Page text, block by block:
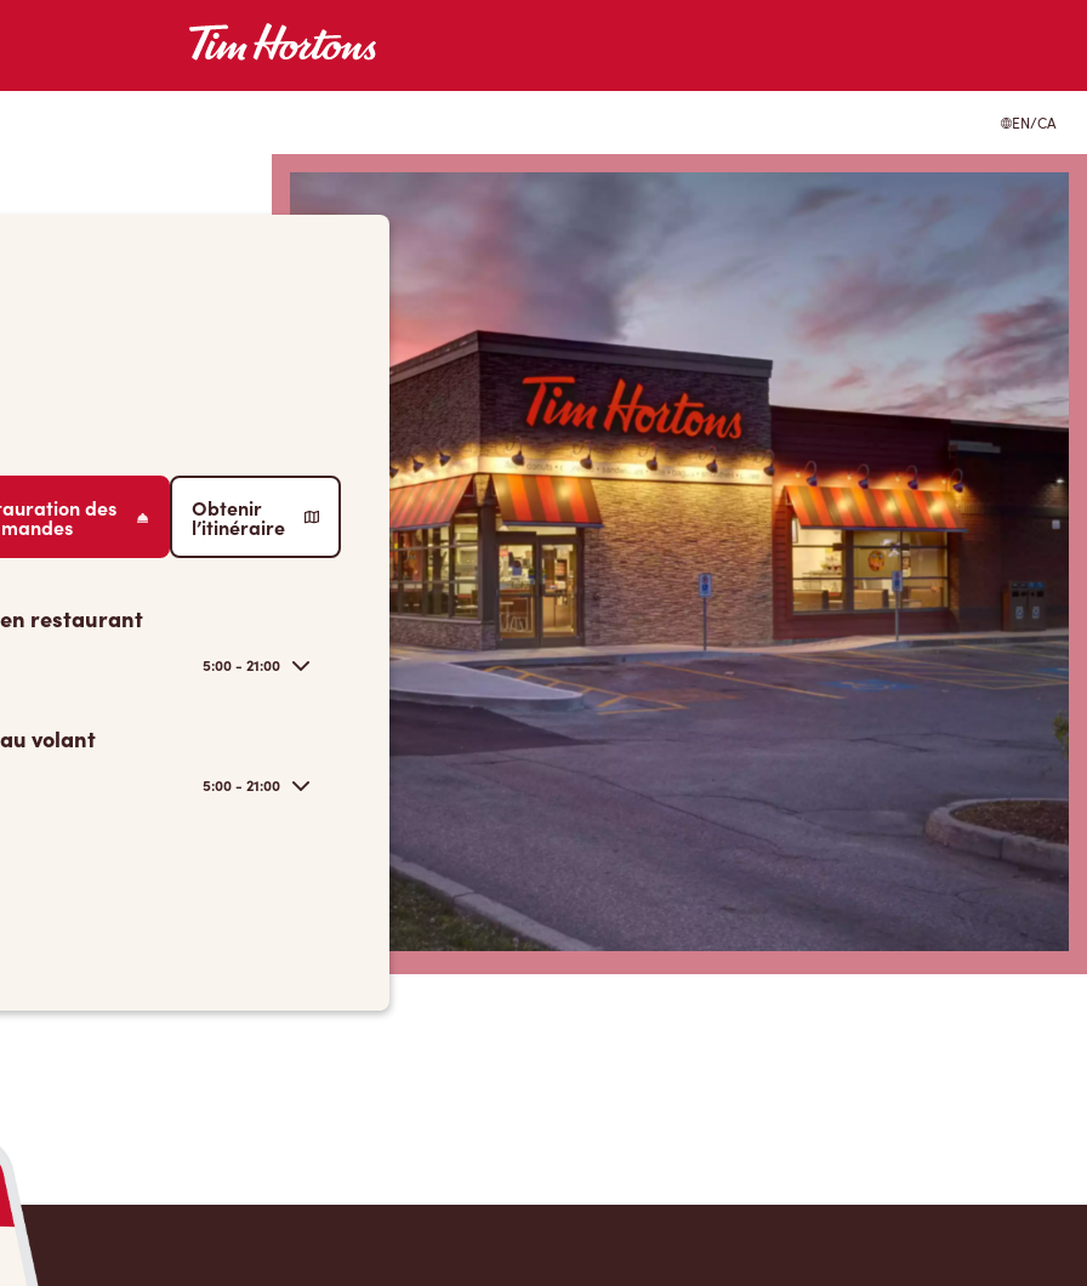
EN/CA
des Obtenir
l’itinéraire
restaurant
5:00 - 21:00
volant
5:00 - 21:00